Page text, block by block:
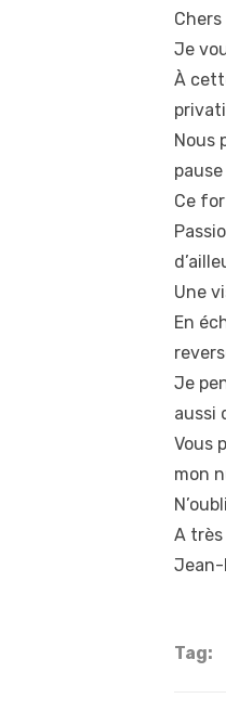
Chers
Je
À
Nous
Ce
Une
En
Je
aussi
Vous
mon
A
Jean-
Tag: